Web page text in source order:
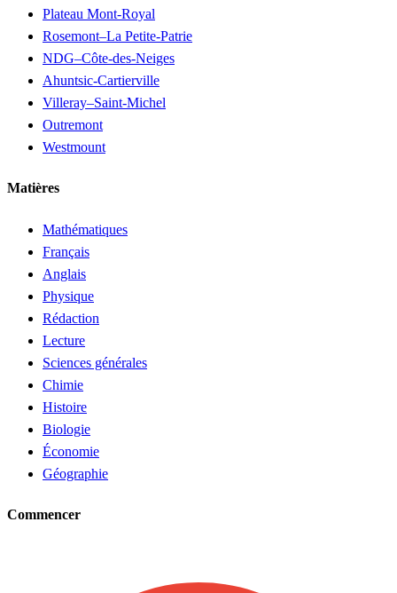
Plateau Mont-Royal
Rosemont–La Petite-Patrie
NDG–Côte-des-Neiges
Ahuntsic-Cartierville
Villeray–Saint-Michel
Outremont
Westmount
Matières
Mathématiques
Français
Anglais
Physique
Rédaction
Lecture
Sciences générales
Chimie
Histoire
Biologie
Économie
Géographie
Commencer